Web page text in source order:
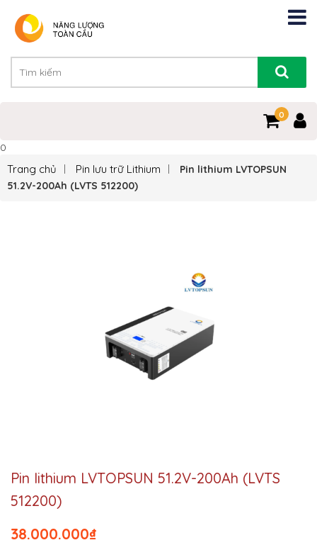
0
0
Trang chủ Pin lưu trữ Lithium
Pin lithium LVTOPSUN
51.2V-200Ah (LVTS 512200)
Pin lithium LVTOPSUN 51.2V-200Ah (LVTS
512200)
₫
38.000.000